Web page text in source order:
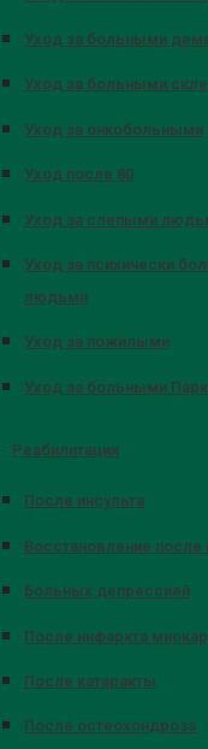
Уход за больными
Уход за больными
Уход за онкобольными
Уход после 80
Уход за слепыми
Уход за психически
людьми
Уход за пожилыми
Уход за больными
Реабилитация
После инсульта
Восстановление после
Больных депрессией
После инфаркта
После катаракты
После остеохондроза